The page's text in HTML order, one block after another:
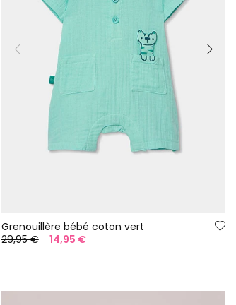
Grenouillère bébé coton vert
29,95 €
14,95 €